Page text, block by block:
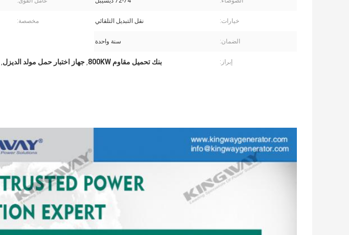
خيارات: نقل التبديل التلقائي مخصصة:
الضمان: سنة واحدة
إبراز: بنك تحميل مقاوم 800KW , جهاز اختبار حمل مولد الديزل,